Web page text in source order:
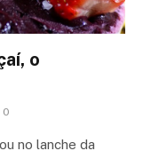
o
0
no lanche da